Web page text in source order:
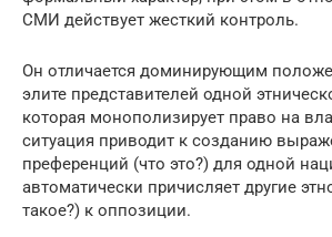
СМИ действует жесткий контроль.
Он отличается доминирующим
элите представителей одной
которая монополизирует право на
ситуация приводит к созданию
преференций (что это?) для одной
автоматически причисляет другие
такое?) к оппозиции.